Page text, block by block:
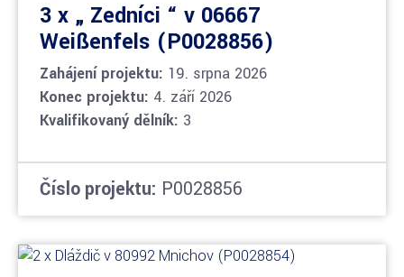
3 x „ Zedníci “ v 06667
Weißenfels (P0028856)
Zahájení projektu: 19. srpna 2026
Konec projektu: 4. září 2026
Kvalifikovaný dělník: 3
Číslo projektu: P0028856